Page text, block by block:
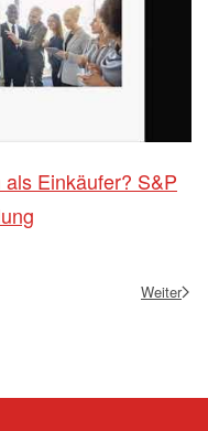
Einkäufer? S&P
Weiter